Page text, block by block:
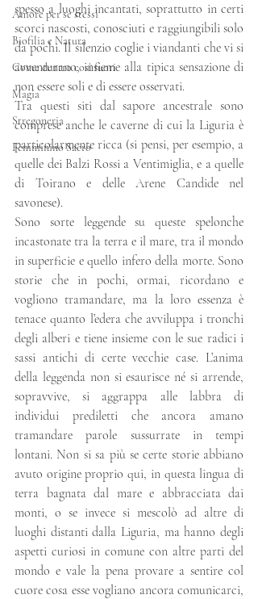
Amore per se stessi
Biofilia e Natura
Come dentro così fuori
Magia
Stregoneria
Femminino Sacro
spesso a luoghi incantati, soprattutto in certi
scorci nascosti, conosciuti e raggiungibili solo
da pochi. Il silenzio coglie i viandanti che vi si
avventurano, insieme alla tipica sensazione di
non essere soli e di essere osservati.
Tra questi siti dal sapore ancestrale sono
comprese anche le caverne di cui la Liguria è
particolarmente ricca (si pensi, per esempio, a
quelle dei Balzi Rossi a Ventimiglia, e a quelle
di Toirano e delle Arene Candide nel
savonese).
Sono sorte leggende su queste spelonche
incastonate tra la terra e il mare, tra il mondo
in superficie e quello infero della morte. Sono
storie che in pochi, ormai, ricordano e
vogliono tramandare, ma la loro essenza è
tenace quanto l’edera che avviluppa i tronchi
degli alberi e tiene insieme con le sue radici i
sassi antichi di certe vecchie case. L’anima
della leggenda non si esaurisce né si arrende,
sopravvive, si aggrappa alle labbra di
individui prediletti che ancora amano
tramandare parole sussurrate in tempi
lontani. Non si sa più se certe storie abbiano
avuto origine proprio qui, in questa lingua di
terra bagnata dal mare e abbracciata dai
monti, o se invece si mescolò ad altre di
luoghi distanti dalla Liguria, ma hanno degli
aspetti curiosi in comune con altre parti del
mondo e vale la pena provare a sentire col
cuore cosa esse vogliano ancora comunicarci,